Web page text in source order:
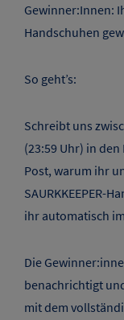
Gewinner:Innen:
Handschuhen
So geht’s:
Schreibt uns
(23:59 Uhr) in
Post, warum ihr
SAURKKEEPER-
ihr automatisch
Die
benachrichtigt
mit dem